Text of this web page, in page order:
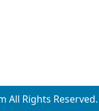
All Rights Reserved.